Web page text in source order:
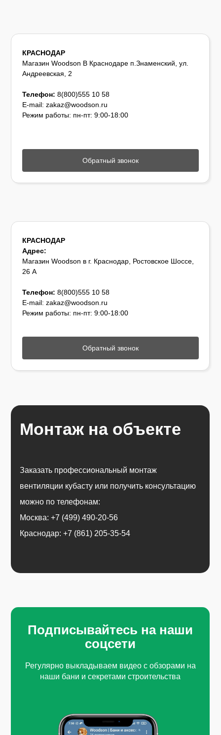
КРАСНОДАР
Магазин Woodson В Краснодаре п.Знаменский, ул.
Андреевская, 2
Телефон: 8(800)555 10 58
E-mail: zakaz@woodson.ru
Режим работы: пн-пт: 9:00-18:00
Обратный звонок
КРАСНОДАР
Адрес:
Магазин Woodson в г. Краснодар, Ростовское Шоссе,
26 А
Телефон: 8(800)555 10 58
E-mail: zakaz@woodson.ru
Режим работы: пн-пт: 9:00-18:00
Обратный звонок
Заказать профессиональный монтаж
вентиляции кубасту или получить консультацию
можно по телефонам:
Москва: +7 (499) 490-20-56
Краснодар: +7 (861) 205-35-54
Монтаж на объекте
Подписывайтесь на наши
соцсети
Регулярно выкладываем видео с обзорами на
наши бани и секретами строительства